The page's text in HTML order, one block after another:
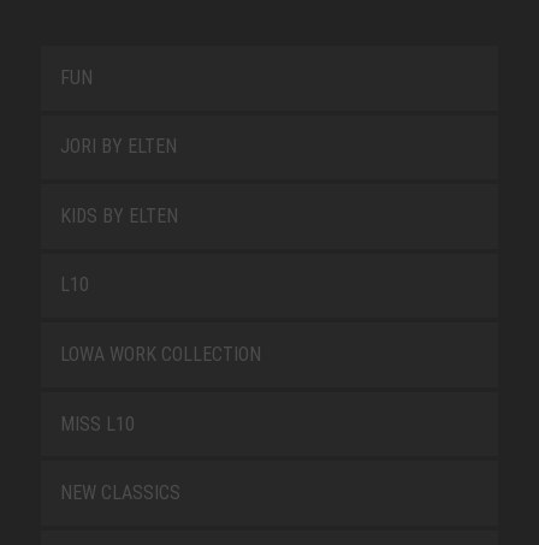
FUN
JORI BY ELTEN
KIDS BY ELTEN
L10
LOWA WORK COLLECTION
MISS L10
NEW CLASSICS